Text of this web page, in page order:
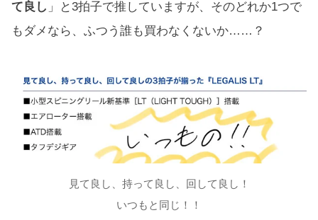
て良し 」と3拍子で推していますが、そのどれか1つで
もダメなら、ふつう誰も買わなくないか……？
見て良し、持って良し、回して良し！
いつもと同じ！！